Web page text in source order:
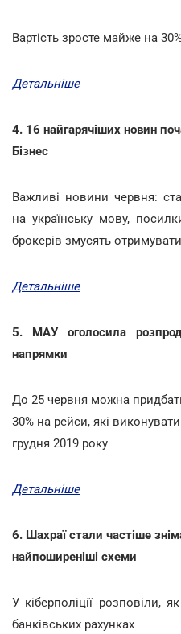
Вартість зросте майже на
Детальніше
4. 16 найгарячіших новин
Бізнес
Важливі новини червня:
на українську мову,
брокерів змусять
Детальніше
5. МАУ оголосила
напрямки
До 25 червня можна
30% на рейси, які
грудня 2019 року
Детальніше
6. Шахраї стали частіше
найпоширеніші схеми
У кіберполіції розповіли,
банківських рахунках